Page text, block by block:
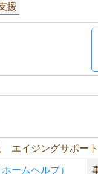
援
エイジングサポート
ームヘルプ）